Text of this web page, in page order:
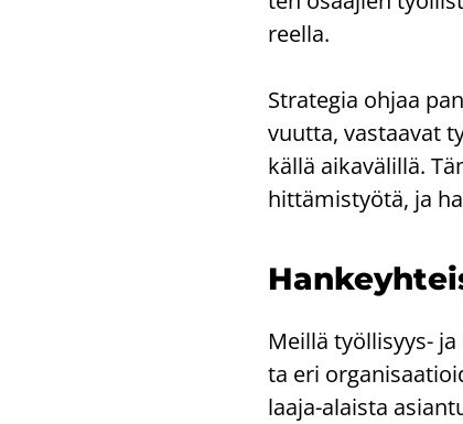
reel­la.
Stra­te­gia ohjaa
vuut­ta, vas­taa­vat
käl­lä ai­ka­vä­lil­lä.
hit­tä­mis­työ­tä, ja
Meil­lä työllisyys-​
ta eri
laaja-​alaista